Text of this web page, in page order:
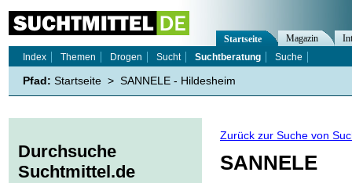
Zurück zur Suche von
SANNELE
Startseite Magazin
Index
Themen Drogen Sucht Suchtberatung Suche
Pfad: Startseite > SANNELE - Hildesheim
Durchsuche
Suchtmittel.de